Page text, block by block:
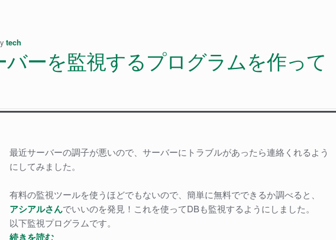
日
本
フ
ト・
サ
セ
ッ
ト
が
tech
バーを監視するプログラムを作って
最近サーバーの調子が悪いので、サーバーにトラブルがあったら連絡くれるよう
にしてみました。
有料の監視ツールを使うほどでもないので、簡単に無料でできるか調べると、
アシアルさんでいいのを発見！これを使ってDBも監視するようにしました。
以下監視プログラムです。
続きを読むPHP